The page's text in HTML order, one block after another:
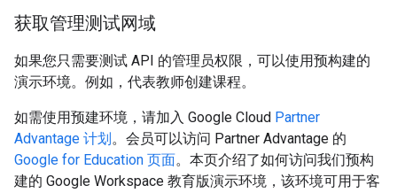
获取管理测试网域
如果您只需要测试 API 的管理员权限，可以使用预构建的
演示环境。例如，代表教师创建课程。
如需使用预建环境，请加入 Google Cloud Partner
Advantage 计划。会员可以访问 Partner Advantage 的
Google for Education 页面。本页介绍了如何访问我们预构
建的 Google Workspace 教育版演示环境，该环境可用于客